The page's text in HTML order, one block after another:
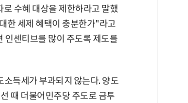
수혜 대상을 제한하라고 말했
한 세제 혜택이 충분한가"라고
센티브를 많이 주도록 제도를
득세가 부과되지 않는다. 양도
때 더불어민주당 주도로 금투